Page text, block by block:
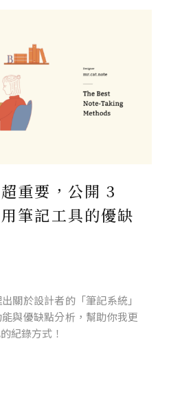
重要，公開 3
筆記工具的優缺
關於設計者的「筆記系統」
與優缺點分析，幫助你我更
紀錄方式！